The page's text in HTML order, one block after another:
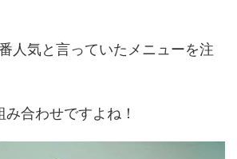
人気と言っていたメニューを注
合わせですよね！